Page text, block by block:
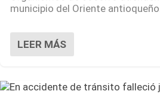
municipio del Oriente
LEER MÁS